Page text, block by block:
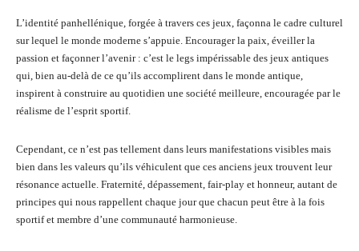
L’identité panhellénique, forgée à travers ces jeux, façonna le cadre culturel
sur lequel le monde moderne s’appuie. Encourager la paix, éveiller la
passion et façonner l’avenir : c’est le legs impérissable des jeux antiques
qui, bien au-delà de ce qu’ils accomplirent dans le monde antique,
inspirent à construire au quotidien une société meilleure, encouragée par le
réalisme de l’esprit sportif.
Cependant, ce n’est pas tellement dans leurs manifestations visibles mais
bien dans les valeurs qu’ils véhiculent que ces anciens jeux trouvent leur
résonance actuelle. Fraternité, dépassement, fair-play et honneur, autant de
principes qui nous rappellent chaque jour que chacun peut être à la fois
sportif et membre d’une communauté harmonieuse.